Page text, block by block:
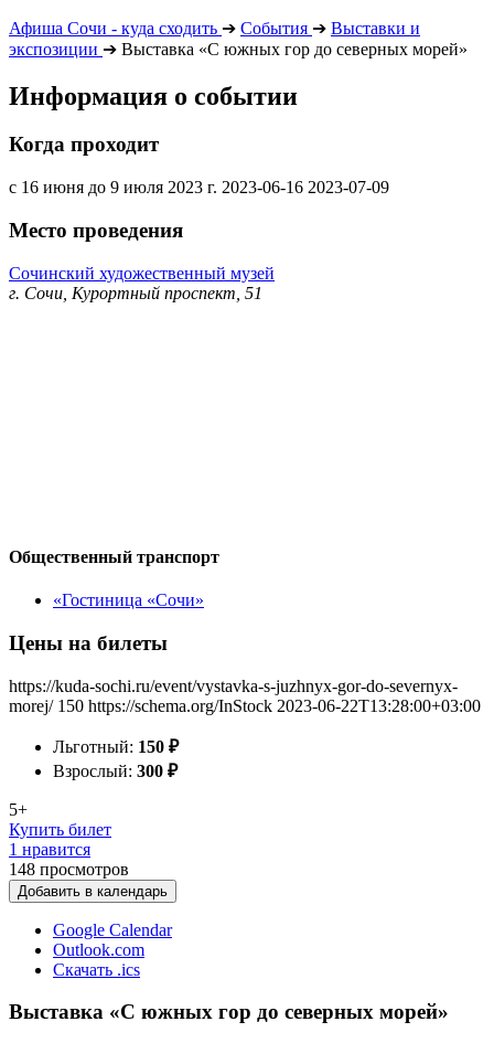
Афиша Сочи - куда сходить ➔ События ➔ Выставки и
экспозиции ➔ Выставка «С южных гор до северных морей»
Информация о событии
Когда проходит
с 16 июня до 9 июля 2023 г. 2023-06-16 2023-07-09
Место проведения
Сочинский художественный музей
г. Сочи, Курортный проспект, 51
Общественный транспорт
«Гостиница «Сочи»
Цены на билеты
https://kuda-sochi.ru/event/vystavka-s-juzhnyx-gor-do-severnyx-
morej/ 150 https://schema.org/InStock 2023-06-22T13:28:00+03:00
Льготный: 150 ₽
Взрослый: 300 ₽
5+
Купить билет
1 нравится
148 просмотров
Добавить в календарь
Google Calendar
Outlook.com
Скачать .ics
Выставка «С южных гор до северных морей»